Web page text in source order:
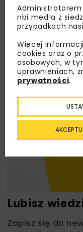
Lubisz
Zapisz się do
nbi med!a z
przypadkach
Więcej
cookies oraz o
osobowych, w
uprawnieniach,
prywatności.